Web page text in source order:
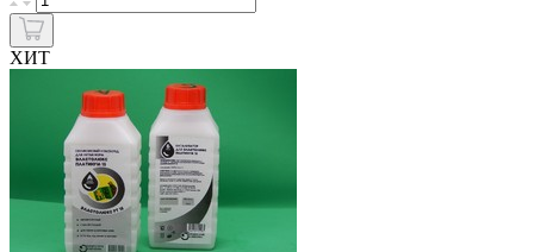
ХИТ